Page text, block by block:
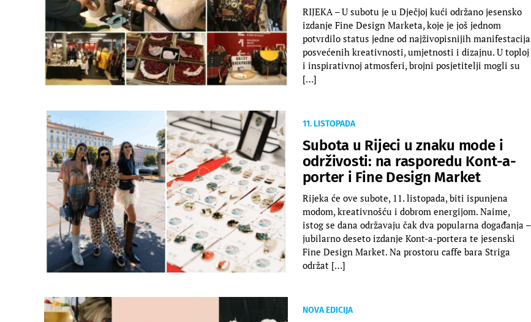
RIJEKA – U subotu je u Dječjoj kući održano jesensko
izdanje Fine Design Marketa, koje je još jednom
potvrdilo status jedne od najživopisnijih manifestacija
posvećenih kreativnosti, umjetnosti i dizajnu. U toploj
i inspirativnoj atmosferi, brojni posjetitelji mogli su
[…]
11. LISTOPADA
Subota u Rijeci u znaku mode i
održivosti: na rasporedu Kont-a-
porter i Fine Design Market
Rijeka će ove subote, 11. listopada, biti ispunjena
modom, kreativnošću i dobrom energijom. Naime,
istog se dana održavaju čak dva popularna događanja –
jubilarno deseto izdanje Kont-a-portera te jesenski
Fine Design Market. Na prostoru caffe bara Striga
održat […]
NOVA EDICIJA